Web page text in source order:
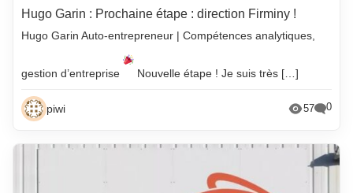
Hugo Garin : Prochaine étape : direction Firminy !
Hugo Garin Auto-entrepreneur | Compétences analytiques,
gestion d’entreprise Nouvelle étape ! Je suis très […]
piwi 57 0